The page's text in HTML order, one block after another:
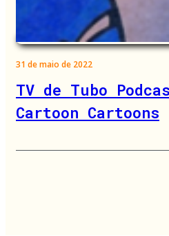
31 de maio de 2022
TV de Tubo
Cartoon Cartoons